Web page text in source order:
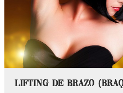
Lifting de brazo